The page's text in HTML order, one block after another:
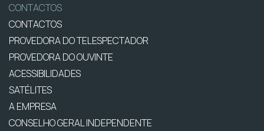
CONTACTOS
CONTACTOS
PROVEDORA DO TELESPECTADOR
PROVEDORA DO OUVINTE
ACESSIBILIDADES
SATÉLITES
A EMPRESA
CONSELHO GERAL INDEPENDENTE